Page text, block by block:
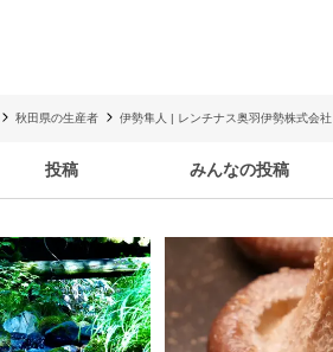
秋田県の生産者 伊勢隼人 | レンチナス奥羽伊勢株式会社
投稿 みんなの投稿